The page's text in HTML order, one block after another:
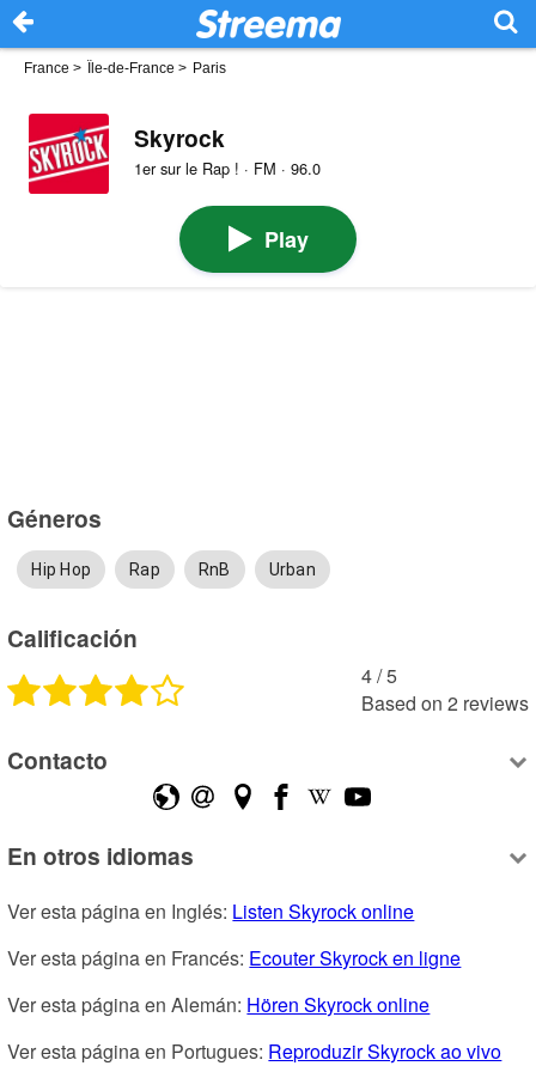
France > Île-de-France > Paris
Skyrock
1er sur le Rap ! · FM · 96.0
Play
Géneros
Hip Hop Rap RnB Urban
Calificación
4 /5
Based on 2 reviews
Contacto
En otros idiomas
Ver esta página en Inglés: Listen Skyrock online
Ver esta página en Francés: Ecouter Skyrock en ligne
Ver esta página en Alemán: Hören Skyrock online
Ver esta página en Portugues: Reproduzir Skyrock ao vivo